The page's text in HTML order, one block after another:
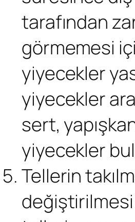
tarafından
görmemesi
yiyecekler
yiyecekler
sert,
yiyecekler
Tellerin